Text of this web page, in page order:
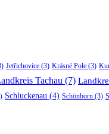
Jetřichovice (3) Krásné Pole (3)
Tachau (7)
Schluckenau (4) Schönborn (3)